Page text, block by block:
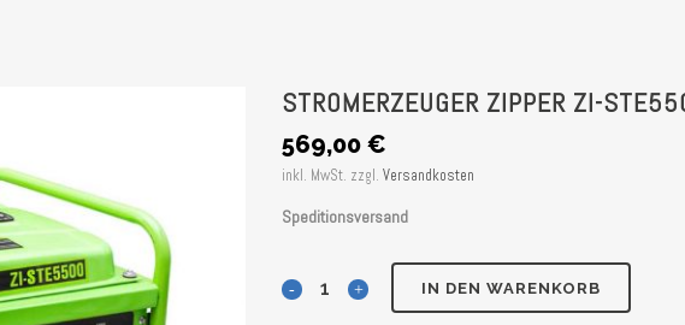
STROMERZEUGER ZIPPER ZI-
569,00 €
inkl. MwSt. zzgl. Versandkosten
Speditionsversand
Stromerzeuger IN DEN WARENKORB